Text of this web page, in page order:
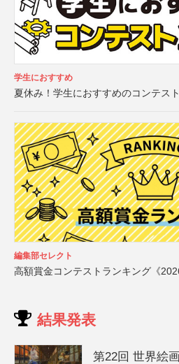
学生におすすめ
夏休み！学生におすすめのコンテス
編集部セレクト
高額賞金コンテストランキング《
結果発表
第22回 世界絵